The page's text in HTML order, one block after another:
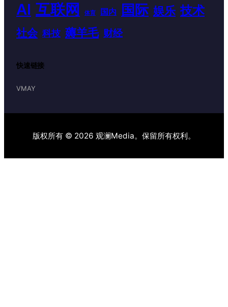
AI 互联网 体育 国内 国际 娱乐 技术
社会 科技 薅羊毛 财经
快速链接
VMAY
版权所有 © 2026 观澜Media。保留所有权利。